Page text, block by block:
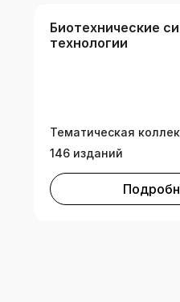
Биотехнические
технологии
Тематическая
146 изданий